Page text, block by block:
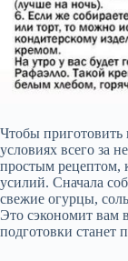
Чтобы
условиях всего за
простым рецептом,
усилий. Сначала
свежие огурцы,
Это сэкономит вам
подготовки станет